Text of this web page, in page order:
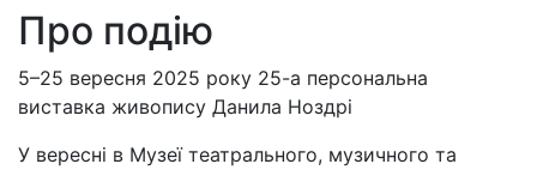
Про подію
5–25 вересня 2025 року 25-а персональна
виставка живопису Данила Ноздрі
У вересні в Музеї театрального, музичного та